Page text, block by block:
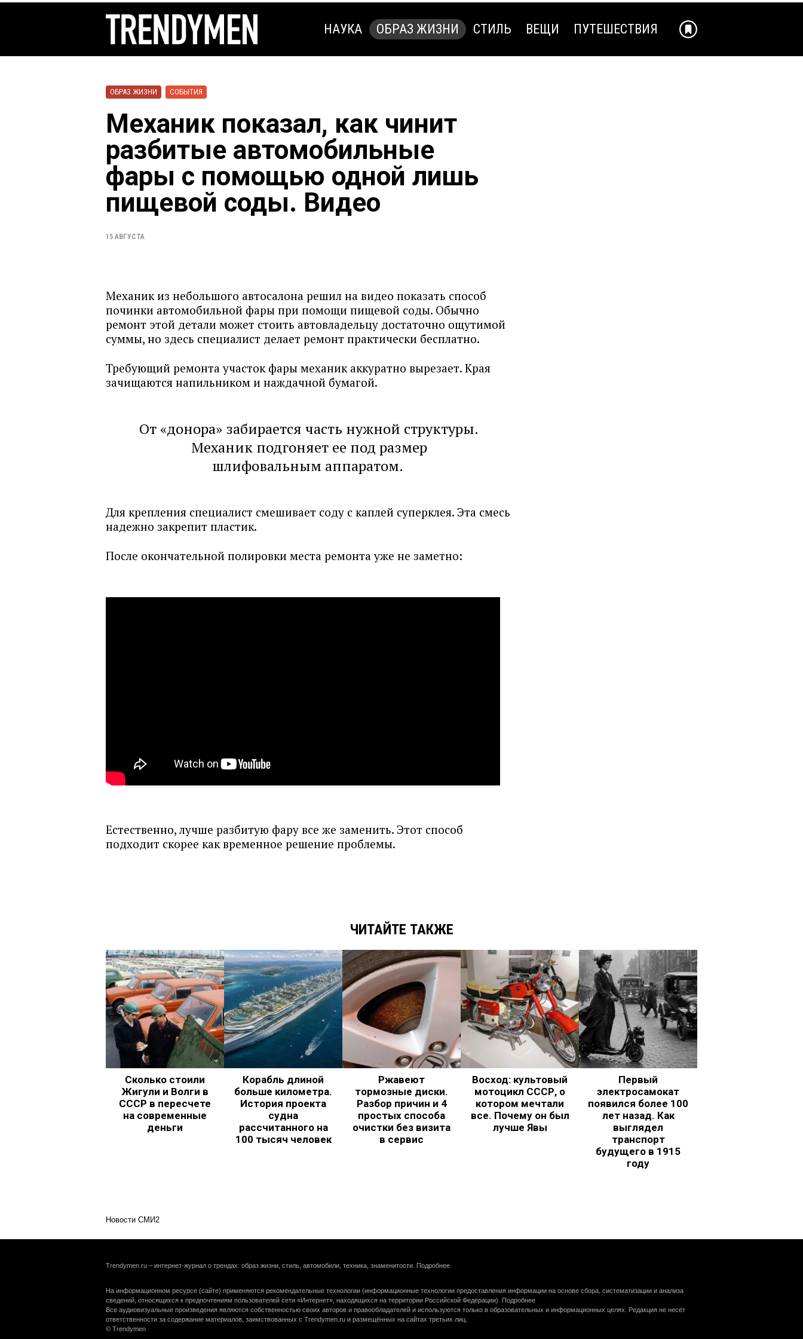
НАУКА ОБРАЗ ЖИЗНИ СТИЛЬ ВЕЩИ ПУТЕШЕСТВИЯ
ОБРАЗ ЖИЗНИ СОБЫТИЯ
Механик показал, как чинит
разбитые автомобильные
фары с помощью одной лишь
пищевой соды. Видео
15 АВГУСТА
Механик из небольшого автосалона решил на видео показать способ
починки автомобильной фары при помощи пищевой соды. Обычно
ремонт этой детали может стоить автовладельцу достаточно ощутимой
суммы, но здесь специалист делает ремонт практически бесплатно.
Требующий ремонта участок фары механик аккуратно вырезает. Края
зачищаются напильником и наждачной бумагой.
От «донора» забирается часть нужной структуры.
Механик подгоняет ее под размер
шлифовальным аппаратом.
Для крепления специалист смешивает соду с каплей суперклея. Эта смесь
надежно закрепит пластик.
После окончательной полировки места ремонта уже не заметно:
Естественно, лучше разбитую фару все же заменить. Этот способ
подходит скорее как временное решение проблемы.
ЧИТАЙТЕ ТАКЖЕ
Сколько стоили
Жигули и Волги в
СССР в пересчете
на современные
деньги
Корабль длиной
больше километра.
История проекта
судна
рассчитанного на
100 тысяч человек
Ржавеют
тормозные диски.
Разбор причин и 4
простых способа
очистки без визита
в сервис
Восход: культовый
мотоцикл СССР, о
котором мечтали
все. Почему он был
лучше Явы
Первый
электросамокат
появился более 100
лет назад. Как
выглядел
транспорт
будущего в 1915
году
Новости СМИ2
Trendymen.ru – интернет-журнал о трендах: образ жизни, стиль, автомобили, техника, знаменитости. Подробнее
На информационном ресурсе (сайте) применяются рекомендательные технологии (информационные технологии предоставления информации на основе сбора, систематизации и анализа
сведений, относящихся к предпочтениям пользователей сети «Интернет», находящихся на территории Российской Федерации). Подробнее
Все аудиовизуальные произведения являются собственностью своих авторов и правообладателей и используются только в образовательных и информационных целях. Редакция не несёт
ответственности за содержание материалов, заимствованных с Trendymen.ru и размещённых на сайтах третьих лиц.
© Trendymen